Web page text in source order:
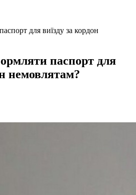
для виїзду за кордон
паспорт для
немовлятам?